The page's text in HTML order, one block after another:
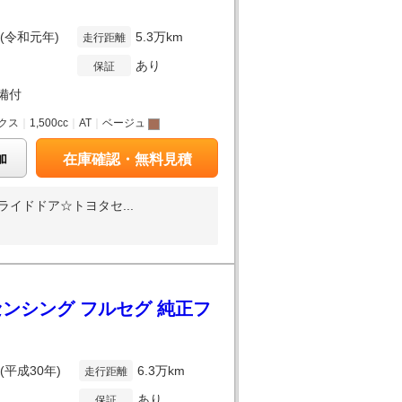
令和元年)
付
走行距離 5.3万km
保証 あり
ス 1,500cc AT ベージュ
在庫確認・無料見積
ドドア☆トヨタセ...
シング フルセグ 純正フ
平成30年) 走行距離 6.3万km